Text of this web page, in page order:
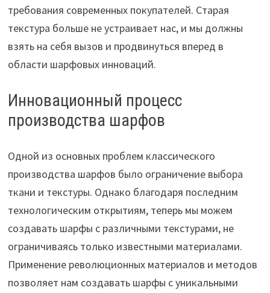
требования современных покупателей. Старая
текстура больше не устраивает нас, и мы должны
взять на себя вызов и продвинуться вперед в
области шарфовых инноваций.
Инновационный процесс
производства шарфов
Одной из основных проблем классического
производства шарфов было ограничение выбора
ткани и текстуры. Однако благодаря последним
технологическим открытиям, теперь мы можем
создавать шарфы с различными текстурами, не
ограничиваясь только известными материалами.
Применение революционных материалов и методов
позволяет нам создавать шарфы с уникальными